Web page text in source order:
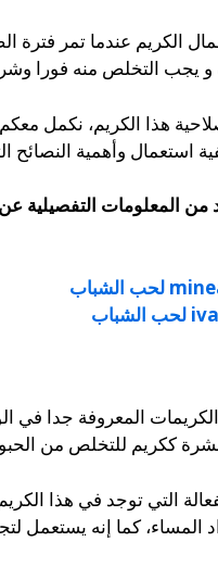
الكريم عندما تمر فترة
و يجب التخلص منه فورا
هذا الكريم، نكمل
استعمال وأهمية
المعلومات التفصيلية
المعروفة جدا
ككريم للتخلص من
التي توجد في هذا
كما إنه يستعمل